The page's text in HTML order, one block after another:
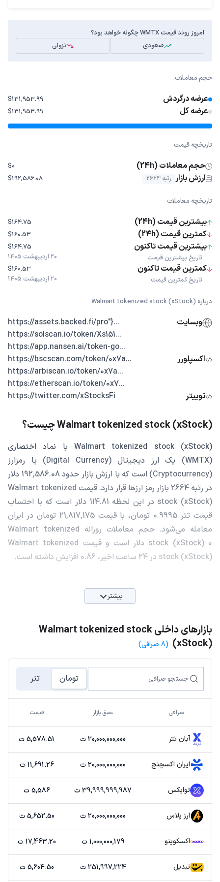
امروز روند قیمت WMTX چگونه خواهد بود؟
صعودی
نزولی
حجم معاملات
عرضه درگردش $131,953.99
عرضه کل $131,953.99
تاریخچه قیمت
حجم معاملات (24h) $0
ارزش بازار رتبه 2664 $192,586.08
تاریخچه معاملات
بیشترین قیمت (24h) $164.75
کمترین قیمت (24h) $160.53
بیشترین قیمت تاکنون
تاریخ بیشترین قیمت
$164.75
20 اردیبهشت 1405
کمترین قیمت تاکنون
تاریخ کمترین قیمت
$160.53
20 اردیبهشت 1405
درباره Walmart tokenized stock (xStock)
وبسایت ...{"https://assets.backed.fi/pro
اکسپلورر
...https://solscan.io/token/Xs151
...https://app.nansen.ai/token-go
...https://bscscan.com/token/0x7a
...https://arbiscan.io/token/0x7a
...https://etherscan.io/token/0x7
توییتر
https://twitter.com/xStocksFi
Walmart tokenized stock (xStock) چیست؟
Walmart tokenized stock (xStock) با نماد اختصاری
(WMTX) یک ارز دیجیتال (Digital Currency) یا رمزارز
(Cryptocurrency) است که با ارزش بازار حدود 192,586.08 دلار
در رتبه 2664 بازار رمز ارزها قرار دارد. قیمت Walmart tokenized
stock (xStock) در این لحظه 114.81 دلار است که با احتساب
قیمت تتر 0.9995 تومان، با قیمت 21,817,175 تومان در ایران
معامله می‌شود. حجم معاملات روزانه Walmart tokenized
stock (xStock) 0 دلار است و قیمت Walmart tokenized
stock (xStock) در 24 ساعت اخیر، 0.86 افزایش داشته است.
بیشتر
بازارهای داخلی Walmart tokenized stock
(xStock) (8 صرافی)
تومان تتر
صرافی عمق بازار قیمت
آبان تتر 20,000,000,000 ت 5,578.51 ت
ایران اکسچنج 20,000,000,000 ت 11,691.26 ت
توایکس 39,999,999,987 ت 5,586 ت
ارز پلاس 20,000,000,000 ت 5,652.50 ت
اکسکوینو 1,000,000,179 ت 17,463.20 ت
تبدیل 251,997,224 ت 5,604.50 ت